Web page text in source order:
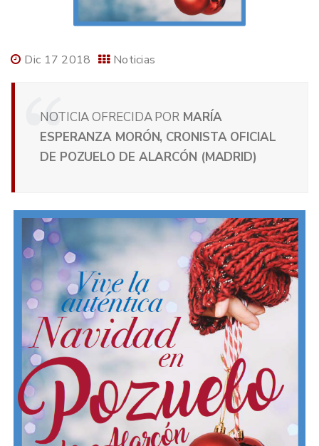
Dic 17 2018 Noticias
NOTICIA OFRECIDA POR MARÍA
ESPERANZA MORÓN, CRONISTA OFICIAL
DE POZUELO DE ALARCÓN (MADRID)